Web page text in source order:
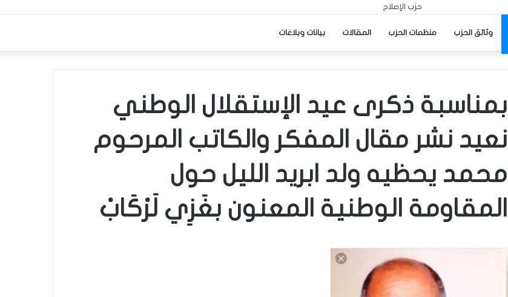
وثائق الحزب منظمات الحزب المقالات بيانات وبلاغات
بمناسبة ذكرى عيد الإستقلال الوطني
نعيد نشر مقال المفكر والكاتب المرحوم
محمد يحظيه ولد ابريد الليل حول
المقاومة الوطنية المعنون بغَزِي لَرْكَابْ